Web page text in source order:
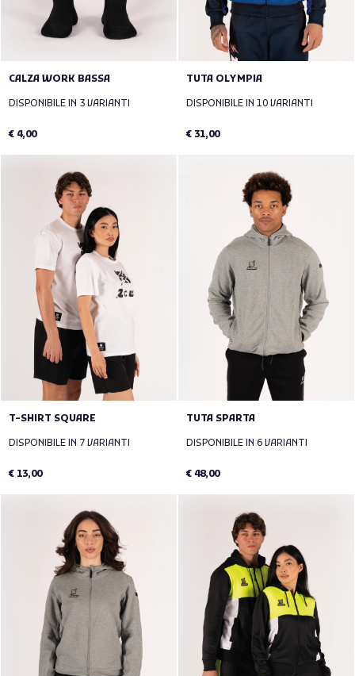
CALZA WORK BASSA
DISPONIBILE IN 3 VARIANTI
€ 4,00
TUTA OLYMPIA
DISPONIBILE IN 10 VARIANTI
€ 31,00
T-SHIRT SQUARE
DISPONIBILE IN 7 VARIANTI
€ 13,00
TUTA SPARTA
DISPONIBILE IN 6 VARIANTI
€ 48,00